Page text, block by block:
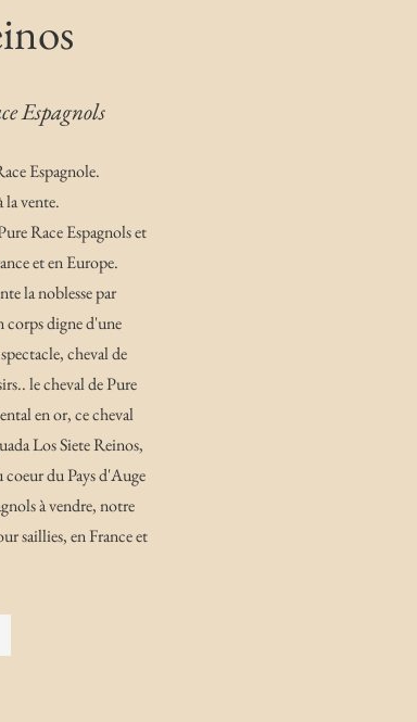
Espagnols
Espagnole.
vente.
Race Espagnols et
et en Europe.
la noblesse par
corps digne d'une
cheval de
le cheval de Pure
en or, ce cheval
Los Siete Reinos,
coeur du Pays d'Auge
à vendre, notre
saillies, en France et